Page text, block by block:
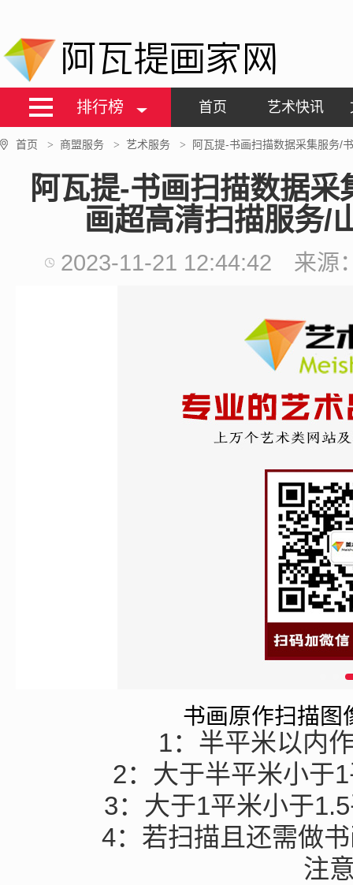
阿瓦提画家网
排行榜 首页 艺术快讯
首页 > 商盟服务 > 艺术服务 > 阿瓦提-书画扫描数据采集服务/
阿瓦提-书画扫描数据
画超高清扫描服务/
2023-11-21 12:44:42 来源
书画原作扫描图
1：半平米以内
2：大于半平米小于
3：大于1平米小于
4：若扫描且还需做
注